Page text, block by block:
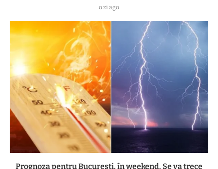
o zi ago
Prognoza pentru București, în weekend. Se va trece